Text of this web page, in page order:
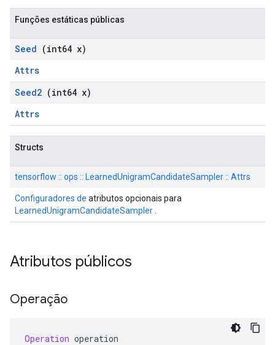
Funções estáticas públicas
Seed (int64 x)
Attrs
Seed2 (int64 x)
Attrs
Structs
tensorflow :: ops :: LearnedUnigramCandidateSampler :: Attrs
Configuradores de atributos opcionais para
LearnedUnigramCandidateSampler
Atributos públicos
Operação
Operation operation